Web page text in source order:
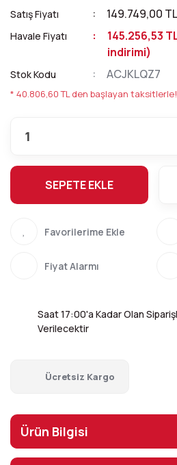
Satış Fiyatı 149.749,00 TL
Havale Fiyatı
145.256,53
indirimi)
Stok Kodu ACJKLQZ7
* 40.806,60 TL den başlayan
SEPETE EKLE
Fiyat Alarmı
Saat 17:00'a Kadar Olan
Verilecektir
Ücretsiz Kargo
Ürün Bilgisi